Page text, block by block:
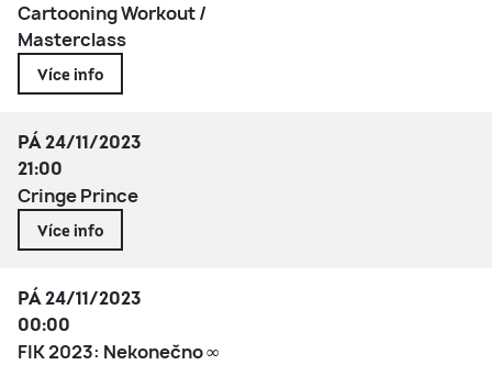
Cartooning Workout /
Masterclass
Více info
PÁ 24/11/2023
21:00
Cringe Prince
Více info
PÁ 24/11/2023
00:00
FIK 2023: Nekonečno ∞